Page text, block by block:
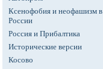
Ксенофобия и неофашизм в
России
Россия и Прибалтика
Исторические версии
Косово